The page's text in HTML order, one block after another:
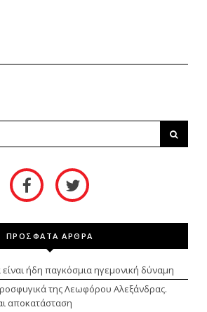
ΠΡΟΣΦΑΤΑ ΑΡΘΡΑ
ήδη παγκόσμια ηγεμονική δύναμη
της Λεωφόρου Αλεξάνδρας.
αποκατάσταση